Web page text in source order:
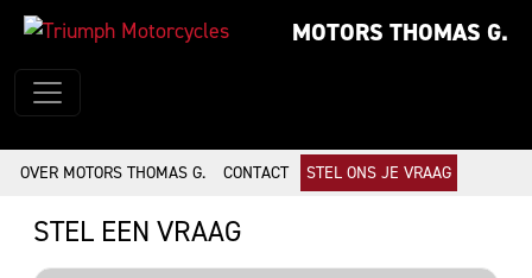
MOTORS THOMAS G.
OVER MOTORS THOMAS G. CONTACT STEL ONS JE VRAAG
STEL EEN VRAAG